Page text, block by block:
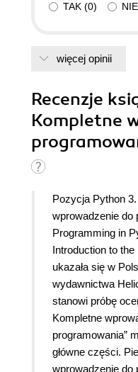
TAK (0) NIE
więcej opinii
Recenzje
Kompletne
Pozycja Python
wprowadzenie do
Programming in
Introduction to
ukazała się w
wydawnictwa
stanowi próbę
Kompletne
programowania”
główne części.
wprowadzenie do